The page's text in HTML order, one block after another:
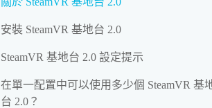
安裝 SteamVR 基地台 2.0
SteamVR 基地台 2.0 設定提示
在單一配置中可以使用多少個 SteamVR 基
台 2.0？